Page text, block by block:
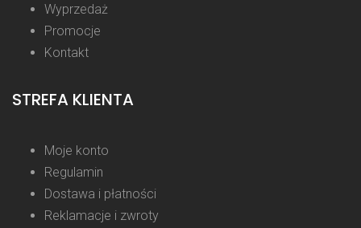
Wyprzedaż
Promocje
Kontakt
STREFA KLIENTA
Moje konto
Regulamin
Dostawa i płatności
Reklamacje i zwroty